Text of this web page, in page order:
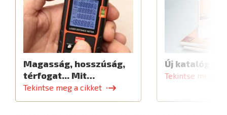
Magasság, hosszúság,
térfogat... Mit…
Tekintse meg a cikket
Új katalógus
Tekintse meg a